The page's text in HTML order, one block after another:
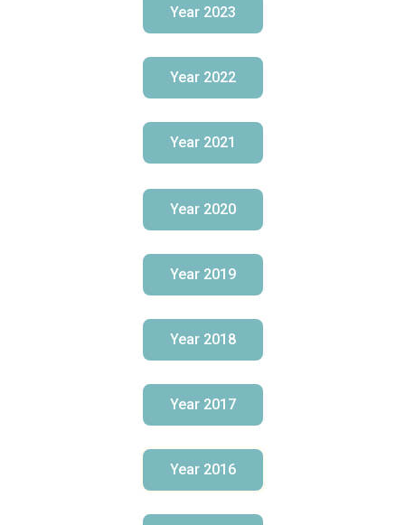
Year 2023
Year 2022
Year 2021
Year 2020
Year 2019
Year 2018
Year 2017
Year 2016